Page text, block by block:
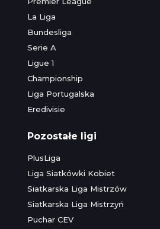
La Liga
Bundesliga
Serie A
Ligue 1
Championship
Liga Portugalska
Eredivisie
Pozostałe ligi
PlusLiga
Liga Siatkówki Kobiet
Siatkarska Liga Mistrzów
Siatkarska Liga Mistrzyń
Puchar CEV